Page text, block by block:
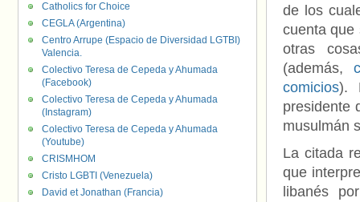
de los
cuenta que
otras
(además,
comicios).
presidente
musulmán
La citada
que
libanés
Catholics for Choice
CEGLA (Argentina)
Centro Arrupe (Espacio de Diversidad LGTBI)
Valencia.
Colectivo Teresa de Cepeda y Ahumada
(Facebook)
Colectivo Teresa de Cepeda y Ahumada
(Instagram)
Colectivo Teresa de Cepeda y Ahumada
(Youtube)
CRISMHOM
Cristo LGBTI (Venezuela)
David et Jonathan (Francia)